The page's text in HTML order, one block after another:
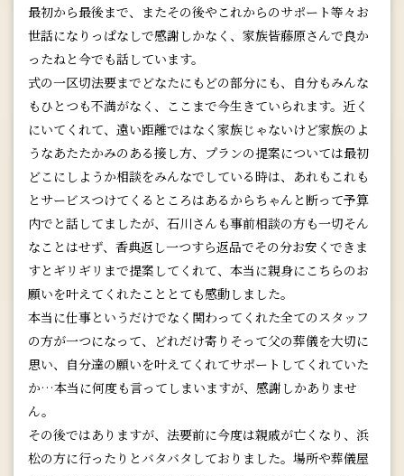
最初から最後まで、またその後やこれからのサポート等々お
世話になりっぱなしで感謝しかなく、家族皆藤原さんで良か
ったねと今でも話しています。
式の一区切法要までどなたにもどの部分にも、自分もみんな
もひとつも不満がなく、ここまで今生きていられます。近く
にいてくれて、遠い距離ではなく家族じゃないけど家族のよ
うなあたたかみのある接し方、プランの提案については最初
どこにしようか相談をみんなでしている時は、あれもこれも
とサービスつけてくるところはあるからちゃんと断って予算
内でと話してましたが、石川さんも事前相談の方も一切そん
なことはせず、香典返し一つすら返品でその分お安くできま
すとギリギリまで提案してくれて、本当に親身にこちらのお
願いを叶えてくれたこととても感動しました。
本当に仕事というだけでなく関わってくれた全てのスタッフ
の方が一つになって、どれだけ寄りそって父の葬儀を大切に
思い、自分達の願いを叶えてくれてサポートしてくれていた
か…本当に何度も言ってしまいますが、感謝しかありませ
ん。
その後ではありますが、法要前に今度は親戚が亡くなり、浜
松の方に行ったりとバタバタしておりました。場所や葬儀屋